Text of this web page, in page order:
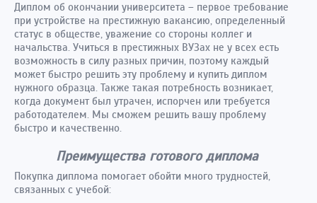
Диплом об окончании университета – первое требование
при устройстве на престижную вакансию, определенный
статус в обществе, уважение со стороны коллег и
начальства. Учиться в престижных ВУЗах не у всех есть
возможность в силу разных причин, поэтому каждый
может быстро решить эту проблему и купить диплом
нужного образца. Также такая потребность возникает,
когда документ был утрачен, испорчен или требуется
работодателем. Мы сможем решить вашу проблему
быстро и качественно.
Преимущества готового диплома
Покупка диплома помогает обойти много трудностей,
связанных с учебой: